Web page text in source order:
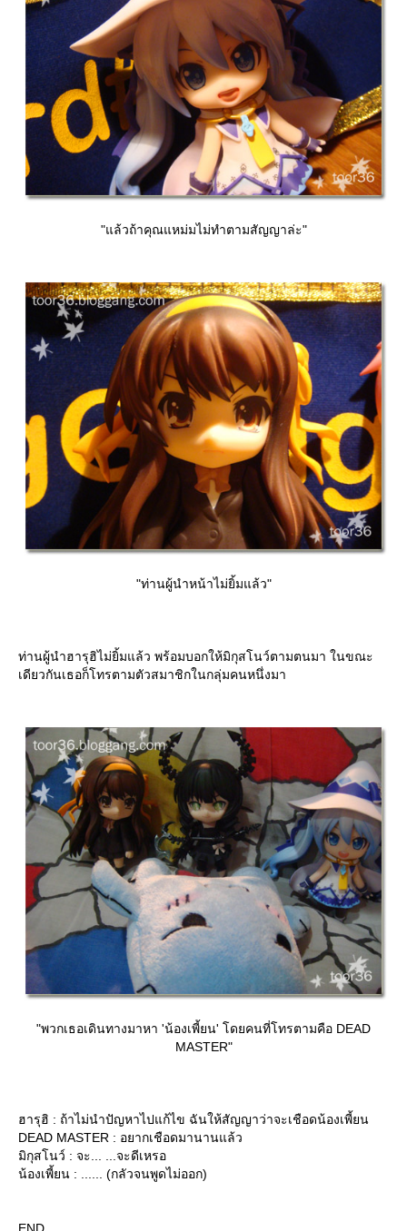
"แล้วถ้าคุณแหม่มไม่ทำตามสัญญาล่ะ"
"ท่านผู้นำหน้าไม่ยิ้มแล้ว"
ท่านผู้นำฮารุฮิไม่ยิ้มแล้ว พร้อมบอกให้มิกุสโนว์ตามตนมา ในขณะ
เดียวกันเธอก็โทรตามตัวสมาชิกในกลุ่มคนหนึ่งมา
"พวกเธอเดินทางมาหา 'น้องเพี้ยน' โดยคนที่โทรตามคือ DEAD
MASTER"
ฮารุฮิ : ถ้าไม่นำปัญหาไปแก้ไข ฉันให้สัญญาว่าจะเชือดน้องเพี้ยน
DEAD MASTER : อยากเชือดมานานแล้ว
มิกุสโนว์ : จะ... ...จะดีเหรอ
น้องเพี้ยน : ...... (กลัวจนพูดไม่ออก)